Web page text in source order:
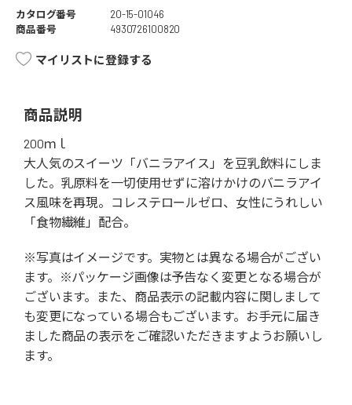
カタログ番号
20-15-01046
商品番号
4930726100820
マイリストに登録する
商品説明
200ｍｌ
大人気のスイーツ「バニラアイス」を豆乳飲料にしま
した。乳原料を一切使用せずに溶けかけのバニラアイ
ス風味を再現。コレステロールゼロ、女性にうれしい
「食物繊維」配合。
※写真はイメージです。実物とは異なる場合がござい
ます。※パッケージ画像は予告なく変更となる場合が
ございます。また、商品表示の記載内容に関しまして
も変更になっている場合もございます。お手元に届き
ました商品の表示をご確認いただきますようお願いし
ます。